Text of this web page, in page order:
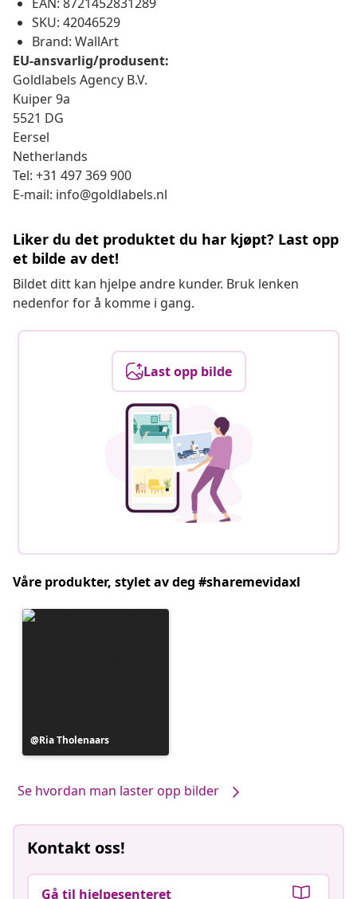
SKU: 42046529
Brand: WallArt
EU-ansvarlig/produsent:
Goldlabels Agency B.V.
Kuiper 9a
5521 DG
Eersel
Netherlands
Tel: +31 497 369 900
E-mail: info@goldlabels.nl
Liker du det produktet du har kjøpt? Last opp
et bilde av det!
Bildet ditt kan hjelpe andre kunder. Bruk lenken
nedenfor for å komme i gang.
Last opp bilde
Våre produkter, stylet av deg #sharemevidaxl
Innlegg
publisert
Ria Tholenaars
Se hvordan man laster opp bilder
Kontakt oss!
Gå til hjelpesenteret